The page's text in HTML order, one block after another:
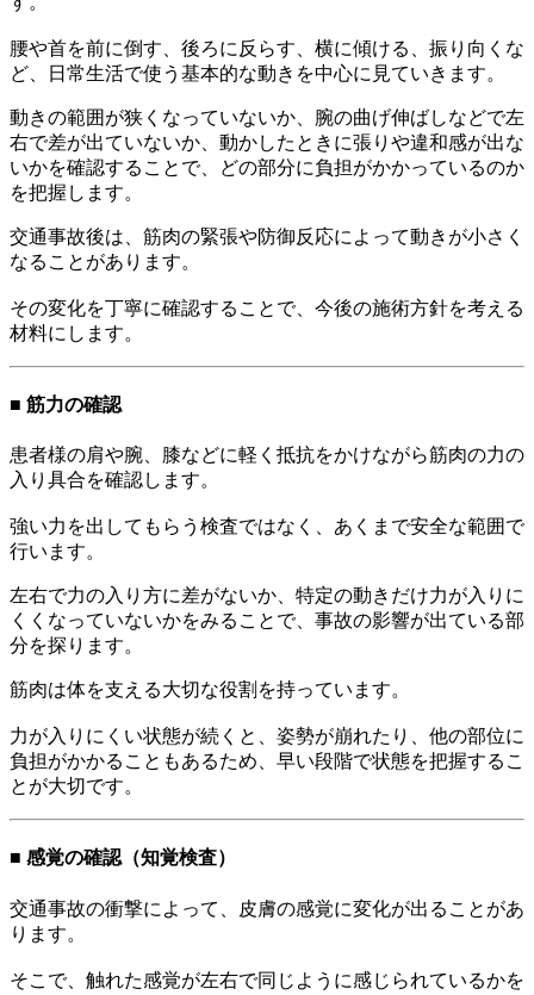
腰や首を前に倒す、後ろに反らす、横に傾ける、振り向くな
ど、日常生活で使う基本的な動きを中心に見ていきます。
動きの範囲が狭くなっていないか、腕の曲げ伸ばしなどで左
右で差が出ていないか、動かしたときに張りや違和感が出な
いかを確認することで、どの部分に負担がかかっているのか
を把握します。
交通事故後は、筋肉の緊張や防御反応によって動きが小さく
なることがあります。
その変化を丁寧に確認することで、今後の施術方針を考える
材料にします。
■ 筋力の確認
患者様の肩や腕、膝などに軽く抵抗をかけながら筋肉の力の
入り具合を確認します。
強い力を出してもらう検査ではなく、あくまで安全な範囲で
行います。
左右で力の入り方に差がないか、特定の動きだけ力が入りに
くくなっていないかをみることで、事故の影響が出ている部
分を探ります。
筋肉は体を支える大切な役割を持っています。
力が入りにくい状態が続くと、姿勢が崩れたり、他の部位に
負担がかかることもあるため、早い段階で状態を把握するこ
とが大切です。
■ 感覚の確認（知覚検査）
交通事故の衝撃によって、皮膚の感覚に変化が出ることがあ
ります。
そこで、触れた感覚が左右で同じように感じられているかを